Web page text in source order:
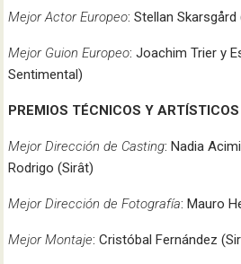
Mejor Actor Europeo: Stellan
Mejor Guion Europeo: Joachim Trier y
Sentimental)
PREMIOS TÉCNICOS Y ARTÍSTICOS
Mejor Dirección de Casting: Nadia
Rodrigo (Sirât)
Mejor Dirección de Fotografía: Mauro
Mejor Montaje: Cristóbal Fernández